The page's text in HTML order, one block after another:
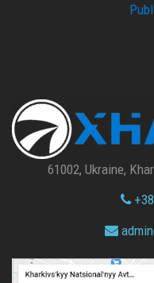
61002, Ukraine,
+38